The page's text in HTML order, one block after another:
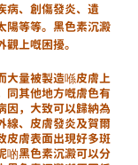
病、創傷發炎、遺
陽等等。黑色素沉澱
上嘅困擾。
大量被製造喺皮膚上
同其他地方嘅膚色有
因，大致可以歸納為
線、皮膚發炎及賀爾
皮膚表面出現好多斑
啲黑色素沉澱可以分